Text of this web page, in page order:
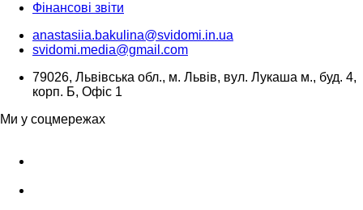
Фінансові звіти
anastasiia.bakulina@svidomi.in.ua
svidomi.media@gmail.com
79026, Львівська обл., м. Львів, вул. Лукаша м., буд. 4,
корп. Б, Офіс 1
Ми у соцмережах